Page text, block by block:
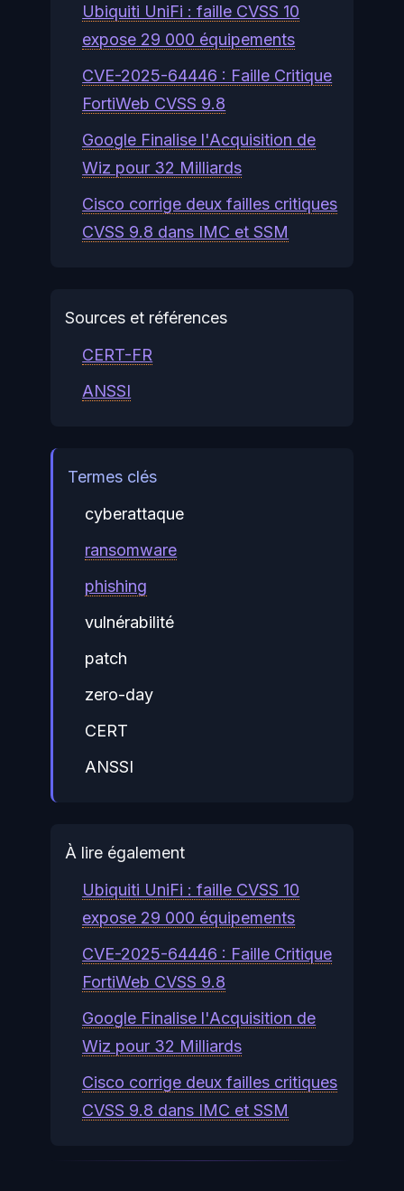
Ubiquiti UniFi : faille CVSS 10
expose 29 000 équipements
CVE-2025-64446 : Faille Critique
FortiWeb CVSS 9.8
Google Finalise l'Acquisition de
Wiz pour 32 Milliards
Cisco corrige deux failles critiques
CVSS 9.8 dans IMC et SSM
Sources et références
CERT-FR
ANSSI
Termes clés
cyberattaque
ransomware
phishing
vulnérabilité
patch
zero-day
CERT
ANSSI
À lire également
Ubiquiti UniFi : faille CVSS 10
expose 29 000 équipements
CVE-2025-64446 : Faille Critique
FortiWeb CVSS 9.8
Google Finalise l'Acquisition de
Wiz pour 32 Milliards
Cisco corrige deux failles critiques
CVSS 9.8 dans IMC et SSM